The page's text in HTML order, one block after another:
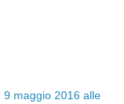
9 maggio 2016 alle